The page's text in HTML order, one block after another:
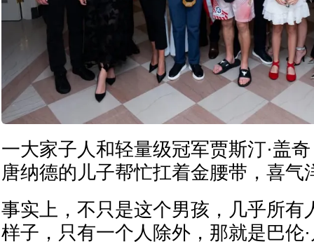
一大家子人和轻量级冠军贾斯汀·盖
唐纳德的儿子帮忙扛着金腰带，喜气
事实上，不只是这个男孩，几乎所有
样子，只有一个人除外，那就是巴伦